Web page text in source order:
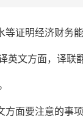
证明经济财务
英文方面，译联
面要注意的事项